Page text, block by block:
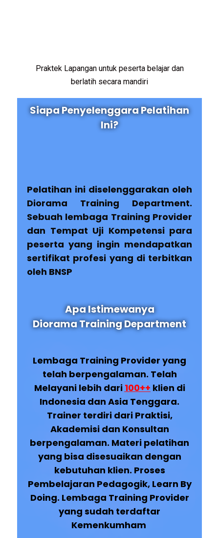
Praktek Lapangan untuk peserta belajar dan
berlatih secara mandiri
Siapa Penyelenggara Pelatihan
Ini?
Pelatihan ini diselenggarakan oleh
Diorama Training Department.
Sebuah lembaga Training Provider
dan Tempat Uji Kompetensi para
peserta yang ingin mendapatkan
sertifikat profesi yang di terbitkan
oleh BNSP
Apa Istimewanya
Diorama Training Department
Lembaga Training Provider yang
telah berpengalaman. Telah
Melayani lebih dari 100++ klien di
Indonesia dan Asia Tenggara.
Trainer terdiri dari Praktisi,
Akademisi dan Konsultan
berpengalaman. Materi pelatihan
yang bisa disesuaikan dengan
kebutuhan klien. Proses
Pembelajaran Pedagogik, Learn By
Doing. Lembaga Training Provider
yang sudah terdaftar
Kemenkumham